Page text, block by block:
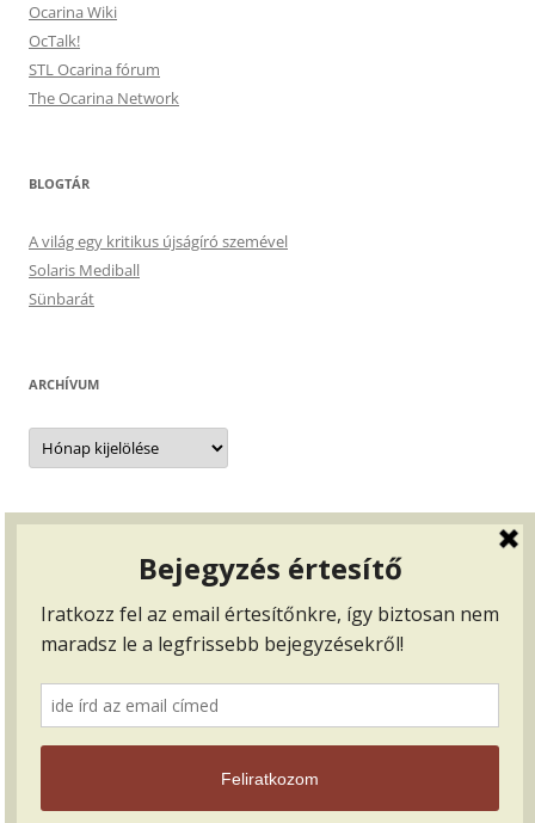
Ocarina Wiki
OcTalk!
STL Ocarina fórum
The Ocarina Network
BLOGTÁR
A világ egy kritikus újságíró szemével
Solaris Mediball
Sünbarát
ARCHÍVUM
Archívum
Bejegyzések hírcsatorna
Hozzászólások hírcsatorna
WordPress Magyarország